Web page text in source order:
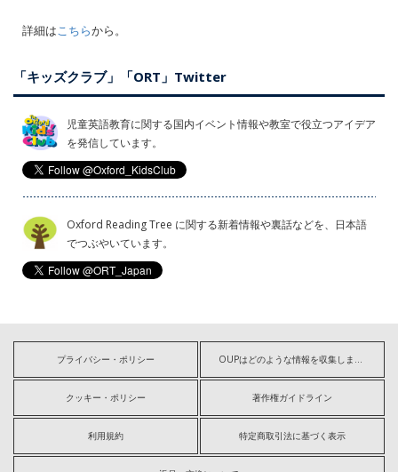
詳細はこちらから。
「キッズクラブ」「ORT」Twitter
児童英語教育に関する国内イベント情報や教室で役立つアイデア
を発信しています。
Oxford Reading Tree に関する新着情報や裏話などを、日本語
でつぶやいています。
プライバシー・ポリシー OUPはどのような情報を収集しますか?
クッキー・ポリシー 著作権ガイドライン
利用規約 特定商取引法に基づく表示